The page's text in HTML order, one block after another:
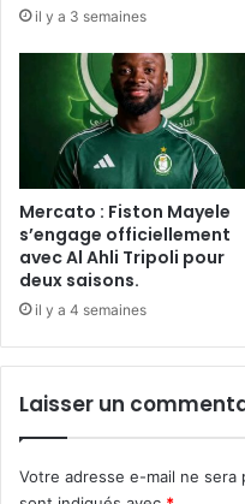
il y a 3 semaines
Mercato : Fiston Mayele
s’engage officiellement
avec Al Ahli Tripoli pour
deux saisons.
il y a 4 semaines
Laisser un
Votre adresse e-mail ne sera